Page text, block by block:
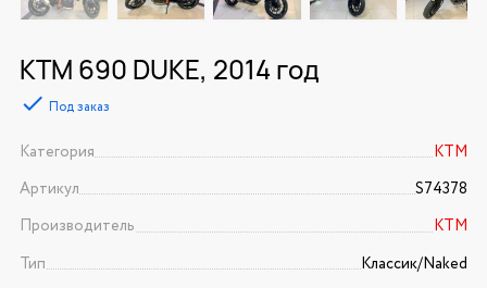
KTM 690 DUKE, 2014 год
Под заказ
Категория
KTM
Артикул
S74378
Производитель
KTM
Тип
Классик/Naked